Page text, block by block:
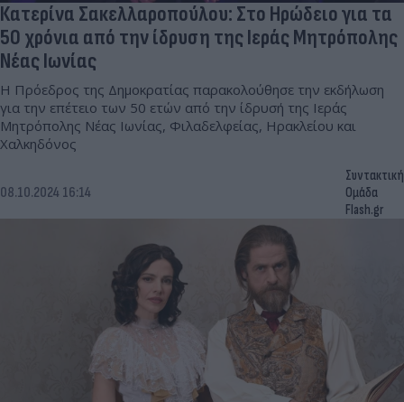
Κατερίνα Σακελλαροπούλου: Στο Ηρώδειο για τα
50 χρόνια από την ίδρυση της Ιεράς Μητρόπολης
Νέας Ιωνίας
Η Πρόεδρος της Δημοκρατίας παρακολούθησε την εκδήλωση
για την επέτειο των 50 ετών από την ίδρυσή της Ιεράς
Μητρόπολης Νέας Ιωνίας, Φιλαδελφείας, Ηρακλείου και
Χαλκηδόνος
08.10.2024 16:14
Συντακτική
Ομάδα
Flash.gr